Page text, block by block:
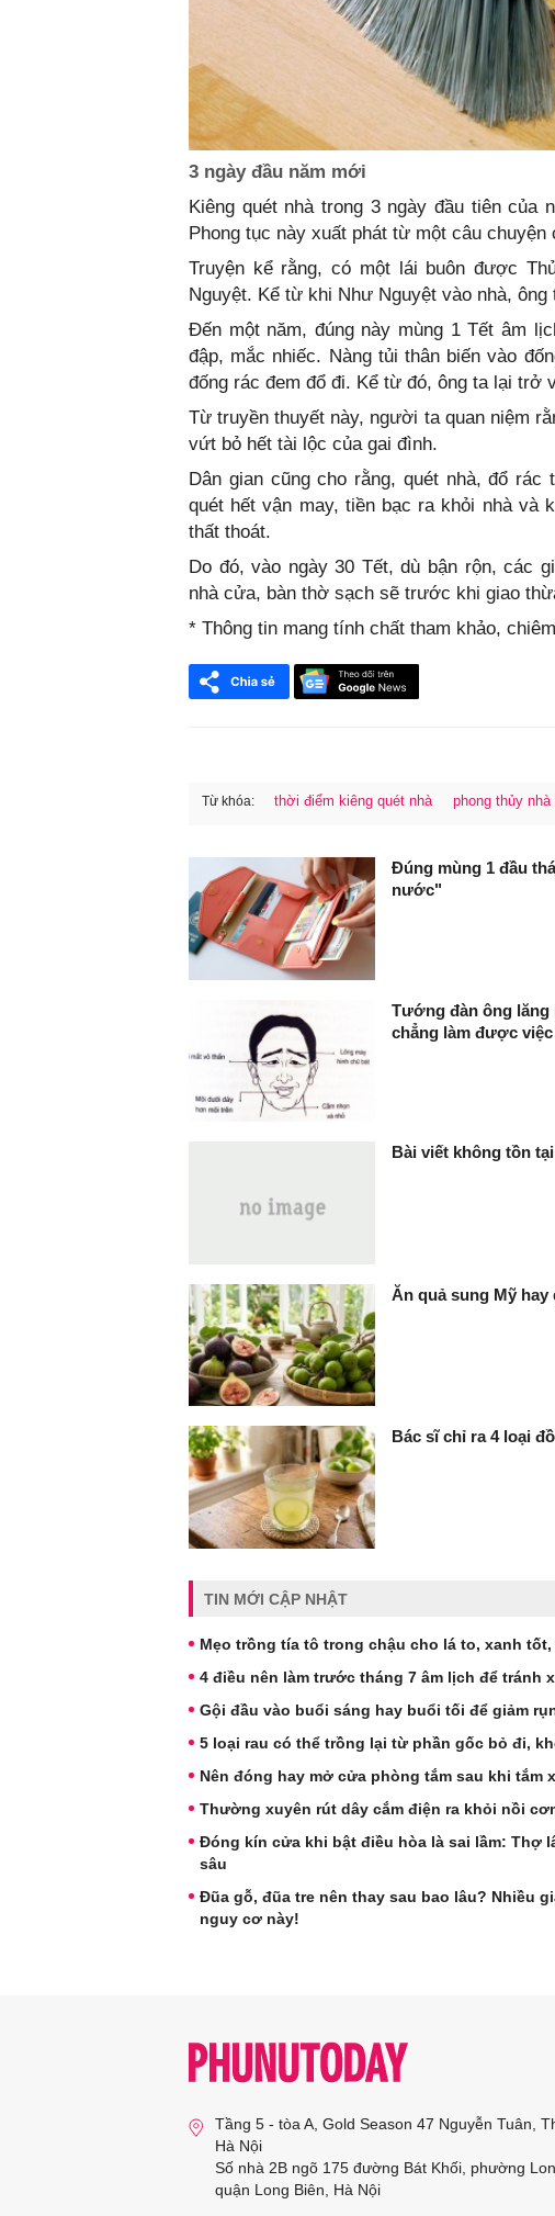
3 ngày đầu năm mới
Kiêng quét nhà trong 3 ngày đầu tiên
Phong tục này xuất phát từ một câu chuyện
Truyện kể rằng, có một lái buôn được
Nguyệt. Kể từ khi Như Nguyệt vào nhà, ông
Đến một năm, đúng này mùng 1 Tết âm
đập, mắc nhiếc. Nàng tủi thân biến vào
đống rác đem đổ đi. Kể từ đó, ông ta lại trở
Từ truyền thuyết này, người ta quan niệm
vứt bỏ hết tài lộc của gai đình.
Dân gian cũng cho rằng, quét nhà, đổ
quét hết vận may, tiền bạc ra khỏi nhà và
thất thoát.
Do đó, vào ngày 30 Tết, dù bận rộn, các
nhà cửa, bàn thờ sạch sẽ trước khi giao
* Thông tin mang tính chất tham khảo,
Từ khóa: thời điểm kiêng quét nhà phong thủy
Đúng mùng 1 đầu
nước"
Tướng đàn ông lăng
chẳng làm được
Bài viết không tồn
Ăn quả sung Mỹ
Bác sĩ chỉ ra 4 loại
TIN MỚI CẬP NHẬT
Mẹo trồng tía tô trong chậu cho lá to, xanh tốt,
4 điều nên làm trước tháng 7 âm lịch để tránh
Gội đầu vào buổi sáng hay buổi tối để giảm
5 loại rau có thể trồng lại từ phần gốc bỏ đi,
Nên đóng hay mở cửa phòng tắm sau khi tắm
Thường xuyên rút dây cắm điện ra khỏi nồi
Đóng kín cửa khi bật điều hòa là sai lầm: Thợ
sâu
Đũa gỗ, đũa tre nên thay sau bao lâu? Nhiều
nguy cơ này!
Tầng 5 - tòa A, Gold Season 47 Nguyễn Tuân,
Hà Nội
Số nhà 2B ngõ 175 đường Bát Khối, phường
quận Long Biên, Hà Nội